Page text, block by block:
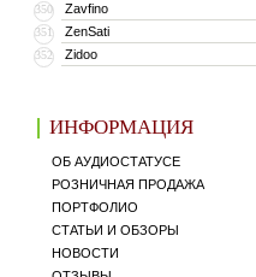
350 Zavfino
351 ZenSati
352 Zidoo
ИНФОРМАЦИЯ
ОБ АУДИОСТАТУСЕ
РОЗНИЧНАЯ ПРОДАЖА
ПОРТФОЛИО
СТАТЬИ И ОБЗОРЫ
НОВОСТИ